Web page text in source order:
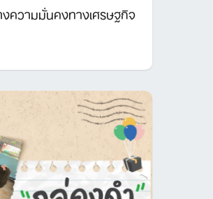
ความมั่นคงทางเศรษฐกิจ